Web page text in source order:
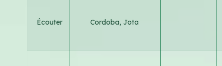
Écouter Cordoba, Jota